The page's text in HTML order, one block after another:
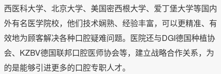
西医科大学、北京大学、美国密西根大学、爱丁堡大学等国内
外有名医学院校，他们技术娴熟、经验丰富，可以更精准、有
效地为顾客解决各种口腔疑难问题。医院还与DGI德国种植协
会、KZBV德国联邦口腔医师协会等，建立战略合作关系，为
的是能够引进更多的口腔专职人才。